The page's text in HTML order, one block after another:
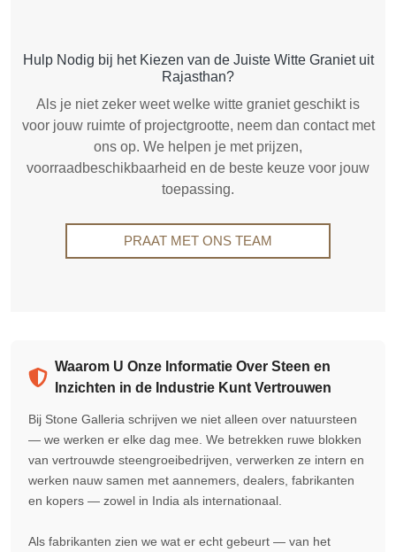
Hulp Nodig bij het Kiezen van de Juiste Witte Graniet uit
Rajasthan?
Als je niet zeker weet welke witte graniet geschikt is
voor jouw ruimte of projectgrootte, neem dan contact met
ons op. We helpen je met prijzen,
voorraadbeschikbaarheid en de beste keuze voor jouw
toepassing.
PRAAT MET ONS TEAM
Waarom U Onze Informatie Over Steen en
Inzichten in de Industrie Kunt Vertrouwen
Bij Stone Galleria schrijven we niet alleen over natuursteen
— we werken er elke dag mee. We betrekken ruwe blokken
van vertrouwde steengroeibedrijven, verwerken ze intern en
werken nauw samen met aannemers, dealers, fabrikanten
en kopers — zowel in India als internationaal.
Als fabrikanten zien we wat er echt gebeurt — van het